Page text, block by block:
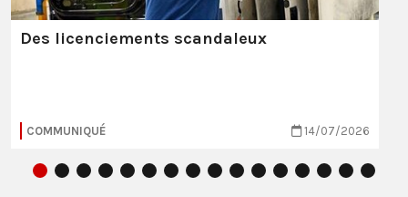
Des licenciements scandaleux
COMMUNIQUÉ 14/07/2026